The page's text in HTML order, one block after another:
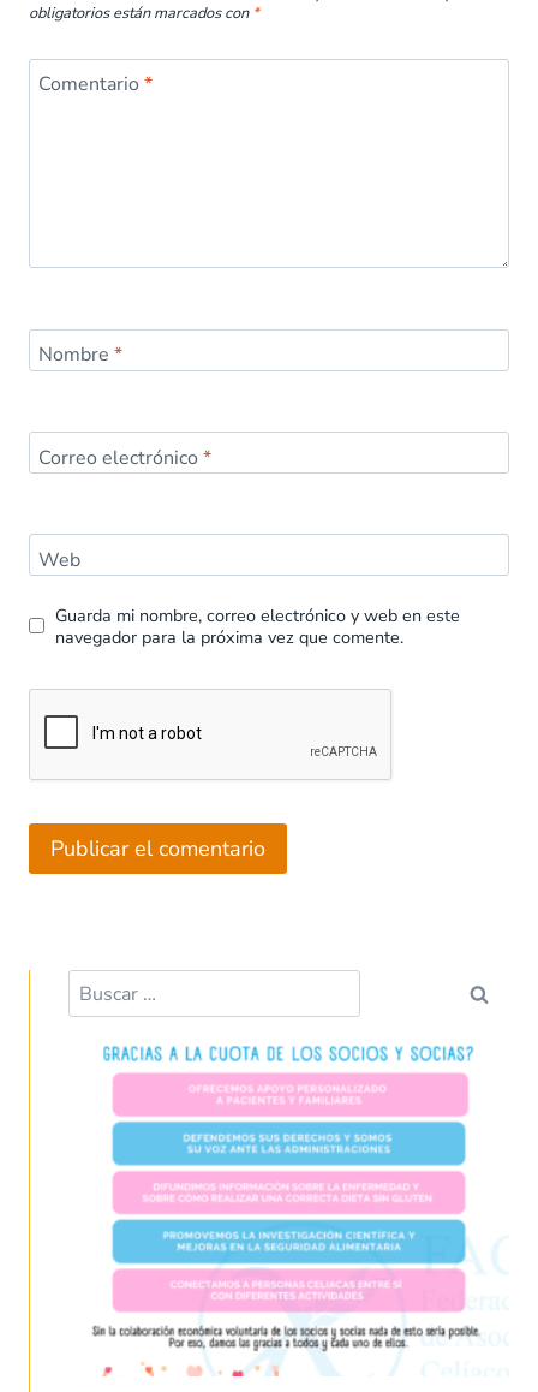
obligatorios están marcados con *
Comentario *
Nombre *
Correo electrónico *
Web
Guarda mi nombre, correo electrónico y web en este
navegador para la próxima vez que comente.